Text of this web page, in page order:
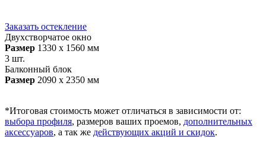
Заказать остекление
Двухстворчатое окно
Размер 1330 х 1560 мм
3 шт.
Балконный блок
Размер 2090 х 2350 мм
*Итоговая стоимость может отличаться в зависимости от:
выбора профиля, размеров ваших проемов, дополнительных
аксессуаров, а так же действующих акций и скидок.